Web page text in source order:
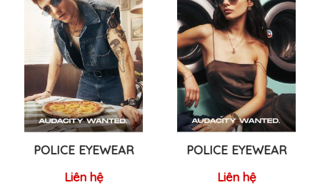
POLICE EYEWEAR
Liên hệ
POLICE EYEWEAR
Liên hệ